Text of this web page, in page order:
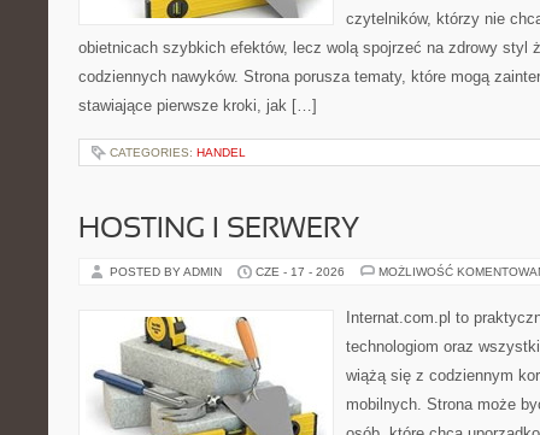
czytelników, którzy nie
obietnicach szybkich efektów, lecz wolą spojrzeć na zdrowy styl
codziennych nawyków. Strona porusza tematy, które mogą
stawiające pierwsze kroki, jak […]
CATEGORIES: HANDEL
HOSTING I SERWERY
POSTED BY ADMIN CZE - 17 - 2026 MOŻLIWOŚĆ
Internat.com.pl to
technologiom oraz
wiążą się z codziennym
mobilnych. Strona może